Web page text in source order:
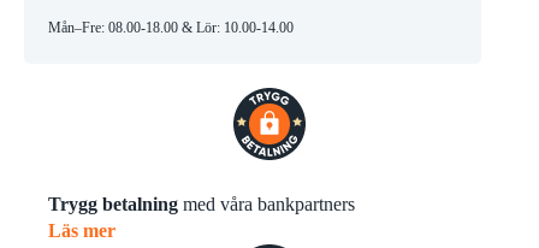
Mån–Fre: 08.00-18.00 & Lör: 10.00-14.00
Trygg betalning med våra bankpartners
Läs mer